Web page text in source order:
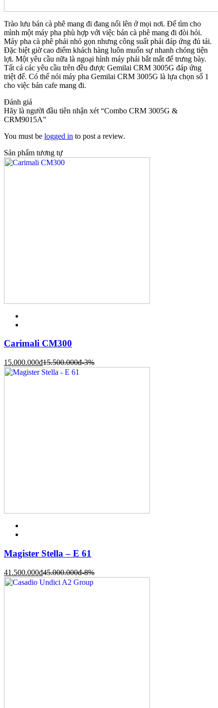
Trào lưu bán cà phê mang đi đang nổi lên ở mọi nơi. Để tìm cho
mình một máy pha phù hợp với việc bán cà phê mang đi đòi hỏi.
Máy pha cà phê phải nhỏ gọn nhưng công suất phải đáp ứng đủ tải.
Đặc biệt giờ cao điểm khách hàng luôn muốn sự nhanh chóng tiện
lợi. Một yêu cầu nữa là ngoại hình máy phải bắt mắt để trưng bày.
Tất cả các yêu cầu trên đều được Gemilai CRM 3005G đáp ứng
triệt để. Có thể nói máy pha Gemilai CRM 3005G là lựa chọn số 1
cho việc bán cafe mang đi.
Đánh giá
Hãy là người đầu tiên nhận xét “Combo CRM 3005G &
CRM9015A”
You must be logged in to post a review.
Sản phẩm tương tự
Carimali CM300
15.000.000đ15.500.000đ-3%
Magister Stella – E 61
41.500.000đ45.000.000đ-8%